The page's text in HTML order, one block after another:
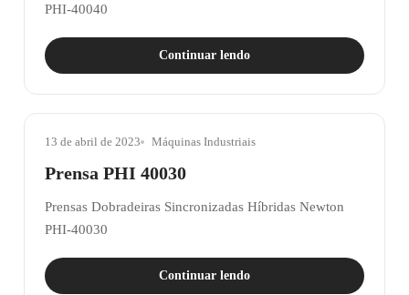
PHI-40040
Continuar lendo
13 de abril de 2023 Máquinas Industriais
Prensa PHI 40030
Prensas Dobradeiras Sincronizadas Híbridas Newton
PHI-40030
Continuar lendo